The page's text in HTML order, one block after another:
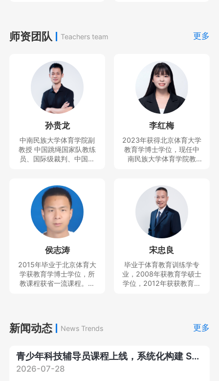
师资团队 Teachers team 更多
孙贵龙
中南民族大学体育学院副
教授 中国跳绳国家队教练
员、国际级裁判、中国民
民族体育协会民族体育理
论与文化推广委员会副秘
书长、全国学校体育联盟
（教学改革）首席专家等
职务，近5年培养跳绳世界
冠军5人，全国冠军40多
人，主持并完成国家社科
基金青年项目、国家体育
总局决策咨询研究一般项
目、民政部民政政策理论
研究项目、教育部产学合
项，在A&HCI、CSSCI、
北大中文核心等刊物发表
李红梅
2023年获得北京体育大学
教育学博士学位，现任中
南民族大学体育学院教
向。曾获得教学竞赛一等
奖，主持及参与完成科技
部重大专项1项和省部级项
目4项，发表SSCI、CSSC
I、SCI等论文10余篇。
侯志涛
2015年毕业于北京体育大
学获教育学博士学位，所
教课程获省一流课程。现
专家、中国体育科学学会
会员，主持及参与教育部
育大学学报等发表核心期
刊论文10余篇。
宋忠良
毕业于体育教育训练学专
业，2008年获教育学硕士
学位，2012年获获教育学
各类学术论文20余篇；作
学体育学院，专任教师，
新闻动态 News Trends 更多
青少年科技辅导员课程上线，系统化构建 STEM 专业教学能力
2026-07-28